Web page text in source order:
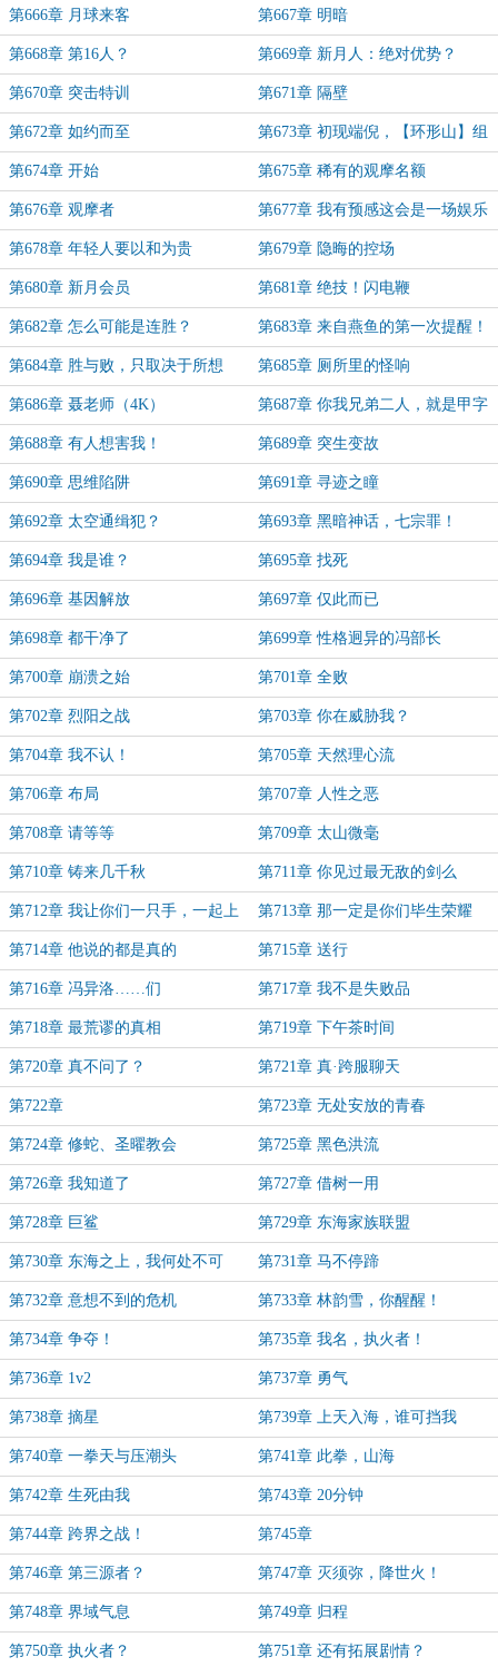
第666章 月球来客 第667章 明暗
第668章 第16人？ 第669章 新月人：绝对优势？
第670章 突击特训 第671章 隔壁
第672章 如约而至 第673章 初现端倪，【环形山】组
织
第674章 开始 第675章 稀有的观摩名额
第676章 观摩者 第677章 我有预感这会是一场娱乐
赛
第678章 年轻人要以和为贵 第679章 隐晦的控场
第680章 新月会员 第681章 绝技！闪电鞭
第682章 怎么可能是连胜？ 第683章 来自燕鱼的第一次提醒！
第684章 胜与败，只取决于所想 第685章 厕所里的怪响
第686章 聂老师（4K） 第687章 你我兄弟二人，就是甲字
社的卧龙凤雏
第688章 有人想害我！ 第689章 突生变故
第690章 思维陷阱 第691章 寻迹之瞳
第692章 太空通缉犯？ 第693章 黑暗神话，七宗罪！
第694章 我是谁？ 第695章 找死
第696章 基因解放 第697章 仅此而已
第698章 都干净了 第699章 性格迥异的冯部长
第700章 崩溃之始 第701章 全败
第702章 烈阳之战 第703章 你在威胁我？
第704章 我不认！ 第705章 天然理心流
第706章 布局 第707章 人性之恶
第708章 请等等 第709章 太山微毫
第710章 铸来几千秋 第711章 你见过最无敌的剑么
第712章 我让你们一只手，一起上
吧
第713章 那一定是你们毕生荣耀
第714章 他说的都是真的 第715章 送行
第716章 冯异洛……们 第717章 我不是失败品
第718章 最荒谬的真相 第719章 下午茶时间
第720章 真不问了？ 第721章 真·跨服聊天
第722章 第723章 无处安放的青春
第724章 修蛇、圣曜教会 第725章 黑色洪流
第726章 我知道了 第727章 借树一用
第728章 巨鲨 第729章 东海家族联盟
第730章 东海之上，我何处不可
去！
第731章 马不停蹄
第732章 意想不到的危机 第733章 林韵雪，你醒醒！
第734章 争夺！ 第735章 我名，执火者！
第736章 1v2 第737章 勇气
第738章 摘星 第739章 上天入海，谁可挡我
第740章 一拳天与压潮头 第741章 此拳，山海
第742章 生死由我 第743章 20分钟
第744章 跨界之战！ 第745章
第746章 第三源者？ 第747章 灭须弥，降世火！
第748章 界域气息 第749章 归程
第750章 执火者？ 第751章 还有拓展剧情？